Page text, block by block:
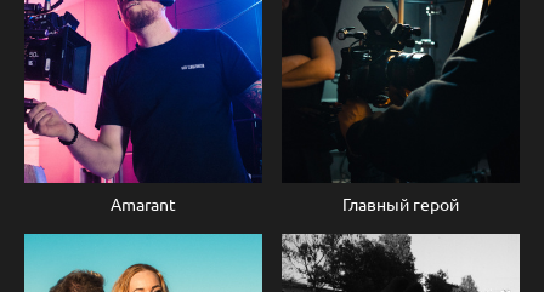
Amarant Главный герой